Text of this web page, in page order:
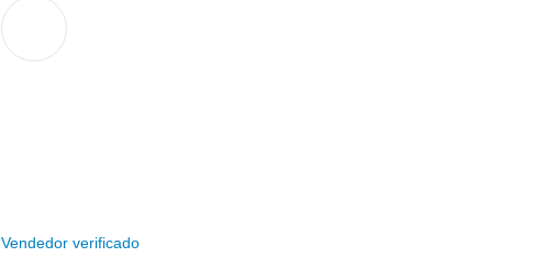
Vendedor verificado